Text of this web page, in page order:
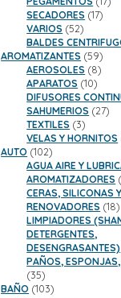
SECADORES 1717
VARIOS 5252
BALDES
AROMATIZANTES 5959
AEROSOLES 88
APARATOS 1010
DIFUSORES
SAHUMERIOS 2727
TEXTILES 33
VELAS Y HORNITOS
AUTO 102102
productos
AGUA AIRE Y
AROMATIZADORES
CERAS, SILICONAS Y
RENOVADORES 1818
LIMPIADORES
DETERGENTES,
DESENGRASANTES)
PAÑOS,
3535
productos
BAÑO 103103